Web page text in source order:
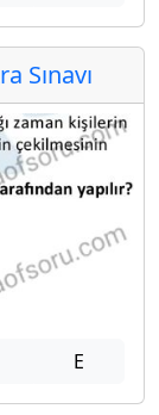
Sınavı
E